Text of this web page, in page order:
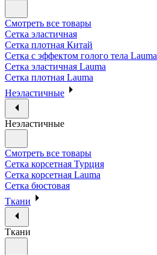
Смотреть все товары
Сетка эластичная
Сетка плотная Китай
Сетка с эффектом голого тела Lauma
Сетка эластичная Lauma
Сетка плотная Lauma
Неэластичные
Неэластичные
Смотреть все товары
Сетка корсетная Турция
Сетка корсетная Lauma
Сетка бюстовая
Ткани
Ткани